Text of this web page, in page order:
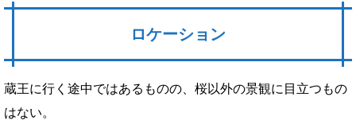
ロケーション
蔵王に行く途中ではあるものの、桜以外の景観に目立つもの
はない。